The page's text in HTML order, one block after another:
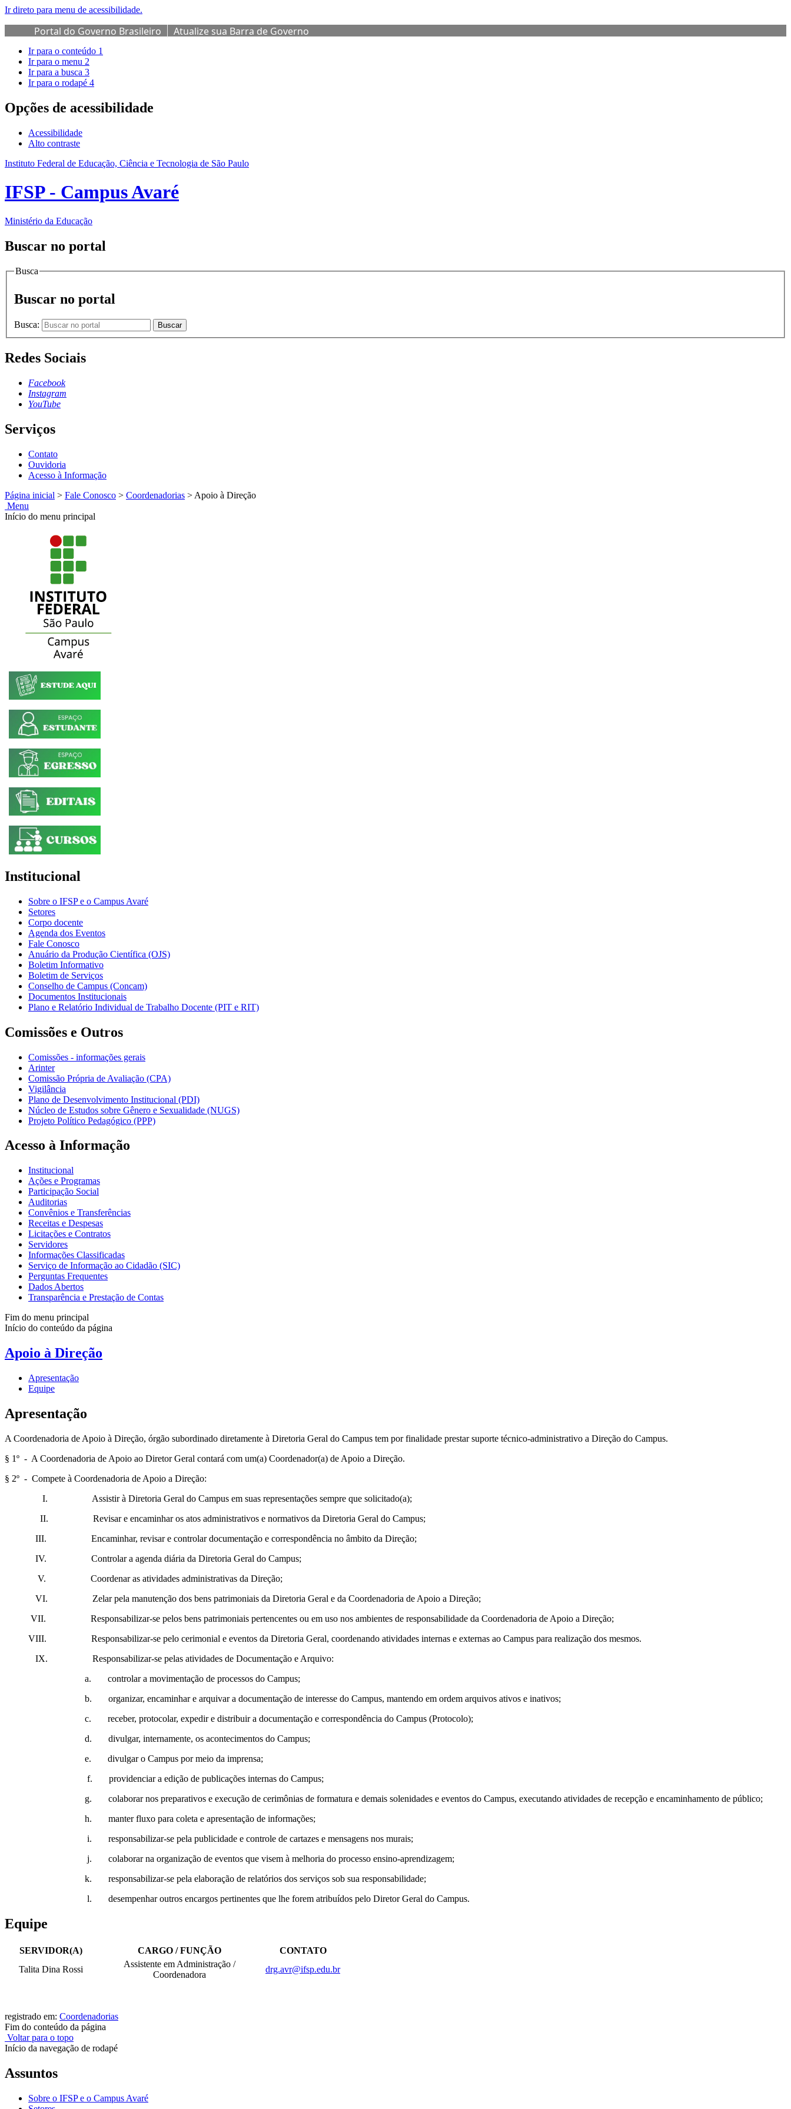
Ir direto para menu de acessibilidade.
Portal do Governo Brasileiro Atualize sua Barra de Governo
Ir para o conteúdo 1
Ir para o menu 2
Ir para a busca 3
Ir para o rodapé 4
Opções de acessibilidade
Acessibilidade
Alto contraste
Instituto Federal de Educação, Ciência e Tecnologia de São Paulo
IFSP - Campus Avaré
Ministério da Educação
Buscar no portal
Busca
Buscar no portal
Busca: Buscar
Redes Sociais
Facebook
Instagram
YouTube
Serviços
Contato
Ouvidoria
Acesso à Informação
Página inicial > Fale Conosco > Coordenadorias > Apoio à Direção
Menu
Início do menu principal
Institucional
Sobre o IFSP e o Campus Avaré
Setores
Corpo docente
Agenda dos Eventos
Fale Conosco
Anuário da Produção Científica (OJS)
Boletim Informativo
Boletim de Serviços
Conselho de Campus (Concam)
Documentos Institucionais
Plano e Relatório Individual de Trabalho Docente (PIT e RIT)
Comissões e Outros
Comissões - informações gerais
Arinter
Comissão Própria de Avaliação (CPA)
Vigilância
Plano de Desenvolvimento Institucional (PDI)
Núcleo de Estudos sobre Gênero e Sexualidade (NUGS)
Projeto Político Pedagógico (PPP)
Acesso à Informação
Institucional
Ações e Programas
Participação Social
Auditorias
Convênios e Transferências
Receitas e Despesas
Licitações e Contratos
Servidores
Informações Classificadas
Serviço de Informação ao Cidadão (SIC)
Perguntas Frequentes
Dados Abertos
Transparência e Prestação de Contas
Fim do menu principal
Início do conteúdo da página
Apoio à Direção
Apresentação
Equipe
Apresentação
A Coordenadoria de Apoio à Direção, órgão subordinado diretamente à Diretoria Geral do Campus tem por finalidade prestar suporte técnico-administrativo a Direção do Campus.
§ 1º - A Coordenadoria de Apoio ao Diretor Geral contará com um(a) Coordenador(a) de Apoio a Direção.
§ 2º - Compete à Coordenadoria de Apoio a Direção:
I. Assistir à Diretoria Geral do Campus em suas representações sempre que solicitado(a);
II. Revisar e encaminhar os atos administrativos e normativos da Diretoria Geral do Campus;
III. Encaminhar, revisar e controlar documentação e correspondência no âmbito da Direção;
IV. Controlar a agenda diária da Diretoria Geral do Campus;
V. Coordenar as atividades administrativas da Direção;
VI. Zelar pela manutenção dos bens patrimoniais da Diretoria Geral e da Coordenadoria de Apoio a Direção;
VII. Responsabilizar-se pelos bens patrimoniais pertencentes ou em uso nos ambientes de responsabilidade da Coordenadoria de Apoio a Direção;
VIII. Responsabilizar-se pelo cerimonial e eventos da Diretoria Geral, coordenando atividades internas e externas ao Campus para realização dos mesmos.
IX. Responsabilizar-se pelas atividades de Documentação e Arquivo:
a. controlar a movimentação de processos do Campus;
b. organizar, encaminhar e arquivar a documentação de interesse do Campus, mantendo em ordem arquivos ativos e inativos;
c. receber, protocolar, expedir e distribuir a documentação e correspondência do Campus (Protocolo);
d. divulgar, internamente, os acontecimentos do Campus;
e. divulgar o Campus por meio da imprensa;
f. providenciar a edição de publicações internas do Campus;
g. colaborar nos preparativos e execução de cerimônias de formatura e demais solenidades e eventos do Campus, executando atividades de recepção e encaminhamento de público;
h. manter fluxo para coleta e apresentação de informações;
i. responsabilizar-se pela publicidade e controle de cartazes e mensagens nos murais;
j. colaborar na organização de eventos que visem à melhoria do processo ensino-aprendizagem;
k. responsabilizar-se pela elaboração de relatórios dos serviços sob sua responsabilidade;
l. desempenhar outros encargos pertinentes que lhe forem atribuídos pelo Diretor Geral do Campus.
Equipe
SERVIDOR(A) CARGO / FUNÇÃO
CONTATO
Talita Dina Rossi
Assistente em Administração /
Coordenadora
drg.avr@ifsp.edu.br
registrado em: Coordenadorias
Fim do conteúdo da página
Voltar para o topo
Início da navegação de rodapé
Assuntos
Sobre o IFSP e o Campus Avaré